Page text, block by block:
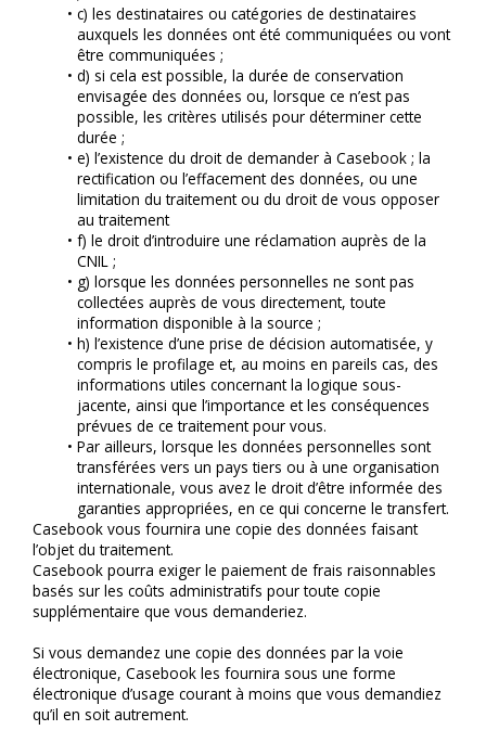
c) les destinataires ou catégories de destinataires
auxquels les données ont été communiquées ou vont
être communiquées ;
d) si cela est possible, la durée de conservation
envisagée des données ou, lorsque ce n’est pas
possible, les critères utilisés pour déterminer cette
durée ;
e) l’existence du droit de demander à Casebook ; la
rectification ou l’effacement des données, ou une
limitation du traitement ou du droit de vous opposer
au traitement
f) le droit d’introduire une réclamation auprès de la
CNIL ;
g) lorsque les données personnelles ne sont pas
collectées auprès de vous directement, toute
information disponible à la source ;
h) l’existence d’une prise de décision automatisée, y
compris le profilage et, au moins en pareils cas, des
informations utiles concernant la logique sous-
jacente, ainsi que l’importance et les conséquences
prévues de ce traitement pour vous.
Par ailleurs, lorsque les données personnelles sont
transférées vers un pays tiers ou à une organisation
internationale, vous avez le droit d’être informée des
garanties appropriées, en ce qui concerne le transfert.
Casebook vous fournira une copie des données faisant
l’objet du traitement.
Casebook pourra exiger le paiement de frais raisonnables
basés sur les coûts administratifs pour toute copie
supplémentaire que vous demanderiez.
Si vous demandez une copie des données par la voie
électronique, Casebook les fournira sous une forme
électronique d’usage courant à moins que vous demandiez
qu’il en soit autrement.